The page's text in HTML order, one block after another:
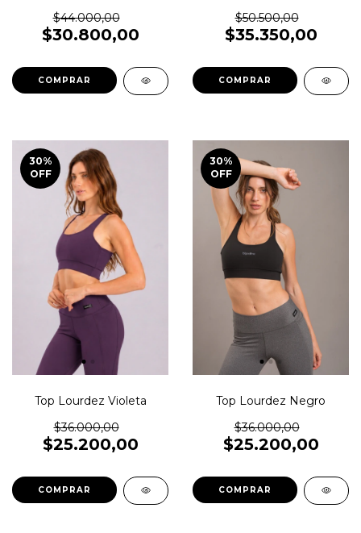
$44.000,00
$30.800,00
COMPRAR
$50.500,00
$35.350,00
COMPRAR
30%
OFF
Top Lourdez Violeta
$36.000,00
$25.200,00
COMPRAR
30%
OFF
Top Lourdez Negro
$36.000,00
$25.200,00
COMPRAR